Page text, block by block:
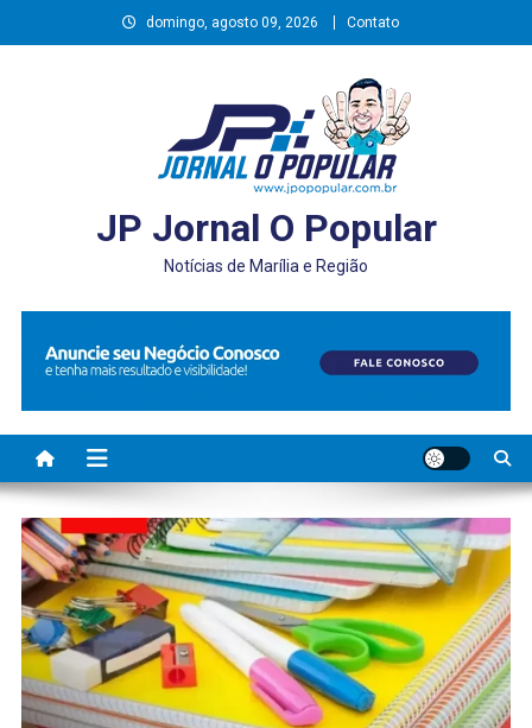
to
domingo, agosto 09, 2026 Contato
JP Jornal O Popular
Notícias de Marília e Região